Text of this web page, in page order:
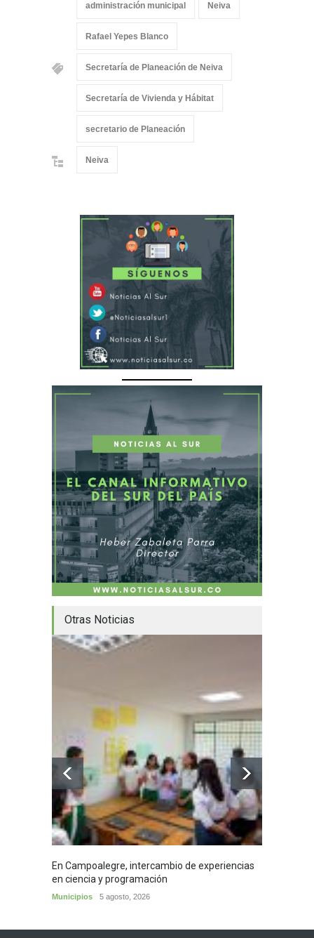
administración municipal Neiva
Rafael Yepes Blanco
Secretaría de Planeación de Neiva
Secretaría de Vivienda y Hábitat
secretario de Planeación
Neiva
Otras Noticias
En Campoalegre, intercambio de experiencias
en ciencia y programación
Municipios 5 agosto, 2026